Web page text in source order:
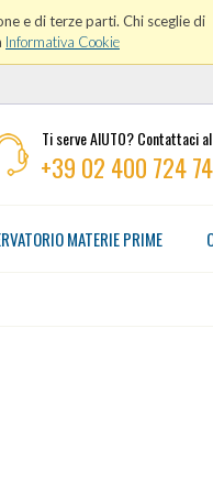
e di terze parti. Chi sceglie di
Informativa Cookie
Ti serve AIUTO? Contattaci al
+39 02 400 724 74
MATERIE PRIME